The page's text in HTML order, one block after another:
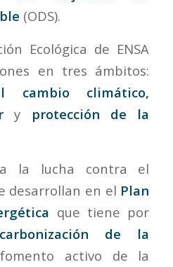
(ODS).
Ecológica de ENSA
en tres ámbitos:
cambio climático,
y protección de la
la lucha contra el
desarrollan en el Plan
que tiene por
de la
activo de la